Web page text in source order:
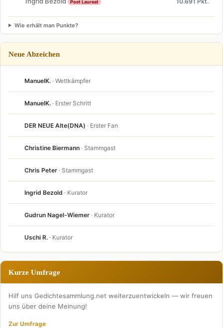
Poet Laureat
Wie erhält man Punkte?
Neue Abzeichen
ManuelK. · Wettkämpfer
ManuelK. · Erster Schritt
DER NEUE Alte(DNA) · Erster Fan
Christine Biermann · Stammgast
Chris Peter · Stammgast
Ingrid Bezold · Kurator
Gudrun Nagel-Wiemer · Kurator
Uschi R. · Kurator
Kurze Umfrage
Hilf uns Gedichtesammlung.net weiterzuentwickeln — wir freuen
uns über deine Meinung!
Zur Umfrage